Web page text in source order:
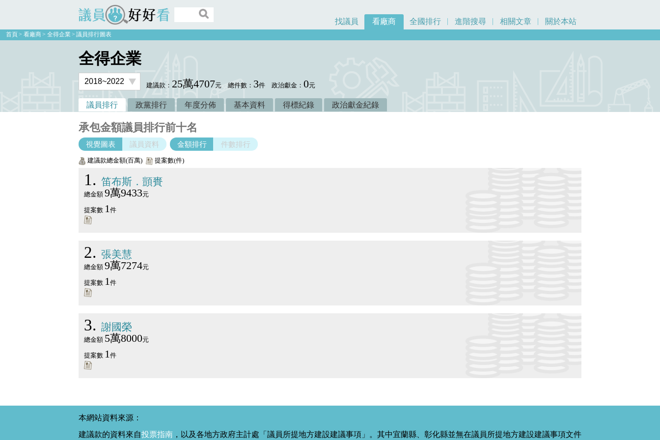
議員好好看
找議員 看廠商 全國排行 進階搜尋 相關文章 關於本站
首頁 看廠商 全得企業 議員排行圖表
全得企業
建議款： 25萬4707元 總件數： 3件 政治獻金：0元
議員排行 政黨排行 年度分佈 基本資料 得標紀錄 政治獻金紀錄
承包金額議員排行前十名
視覺圖表 議員資料 金額排行 件數排行
建議款總金額(百萬) 提案數(件)
1 笛布斯．顗賚
總金額9萬9433元
提案數 1件
2 張美慧
總金額9萬7274元
提案數 1件
3 謝國榮
總金額 5萬8000元
提案數 1件
本網站資料來源：
建議款的資料來自投票指南 ，以及各地方政府主計處「議員所提地方建設建議事項」。其中宜蘭縣、彰化縣並無在議員所提地方建設建議事項文件